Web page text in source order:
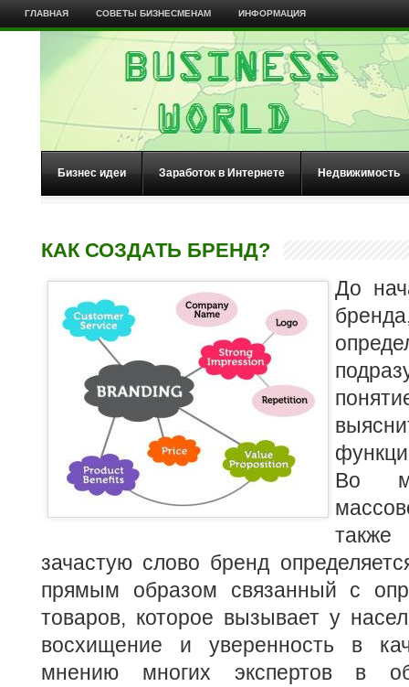
ГЛАВНАЯ СОВЕТЫ БИЗНЕСМЕНАМ ИНФОРМАЦИЯ
Бизнес идеи Заработок в Интернете Недвижимость
КАК СОЗДАТЬ БРЕНД?
До
Во
зачастую слово бренд
прямым образом связанный с
товаров, которое вызывает у
восхищение и уверенность в
мнению многих экспертов в